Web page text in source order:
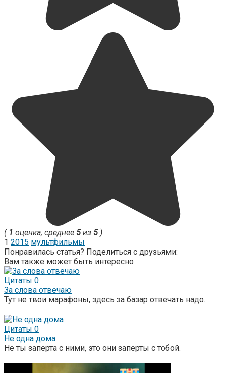
( 1 оценка, среднее 5из 5)
1 2015 мультфильмы
Понравилась статья? Поделиться с друзьями:
Вам также может быть интересно
Цитаты 0
За слова отвечаю
Тут не твои марафоны, здесь за базар отвечать надо.
Цитаты 0
Не одна дома
Не ты заперта с ними, это они заперты с тобой.